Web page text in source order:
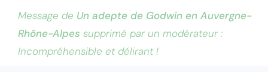
Message de Un adepte de Godwin en Auvergne-
Rhône-Alpes supprimé par un modérateur :
Incompréhensible et délirant !